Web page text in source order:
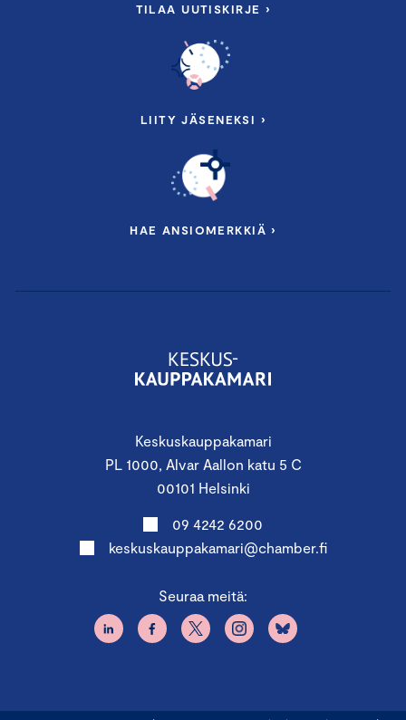
Keskuskauppakamari
PL 1000, Alvar Aallon katu 5 C
00101 Helsinki
09 4242 6200
keskuskauppakamari@chamber.fi
Seuraa meitä:
TILAA UUTISKIRJE ›
LIITY JÄSENEKSI ›
HAE ANSIOMERKKIÄ ›